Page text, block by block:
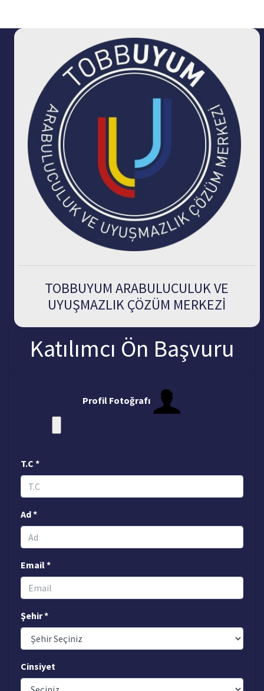
TOBBUYUM ARABULUCULUK VE
UYUŞMAZLIK ÇÖZÜM MERKEZİ
Katılımcı Ön Başvuru
Profil Fotoğrafı
T.C *
Ad *
Email *
Şehir *
Cinsiyet